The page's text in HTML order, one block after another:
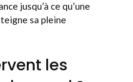
jusqu’à ce qu’une
sa pleine
les